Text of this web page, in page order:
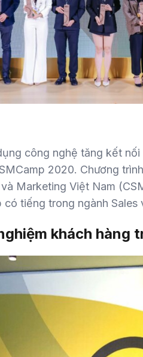
công nghệ tăng kết
2020. Chương
Marketing Việt Nam
tiếng trong ngành Sales
khách hàng